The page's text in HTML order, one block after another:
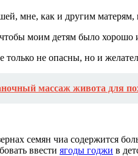
мне, как и другим матерям,
моим детям было хорошо
только не опасны, но и
массаж живота для
семян чиа содержится
ввести ягоды годжи в